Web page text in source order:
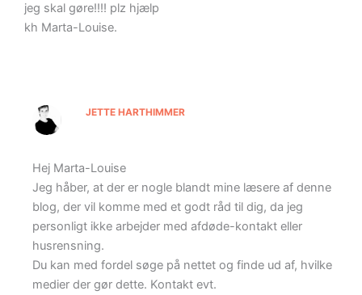
jeg skal gøre!!!! plz hjælp
kh Marta-Louise.
JETTE HARTHIMMER
Hej Marta-Louise
Jeg håber, at der er nogle blandt mine læsere af denne
blog, der vil komme med et godt råd til dig, da jeg
personligt ikke arbejder med afdøde-kontakt eller
husrensning.
Du kan med fordel søge på nettet og finde ud af, hvilke
medier der gør dette. Kontakt evt.